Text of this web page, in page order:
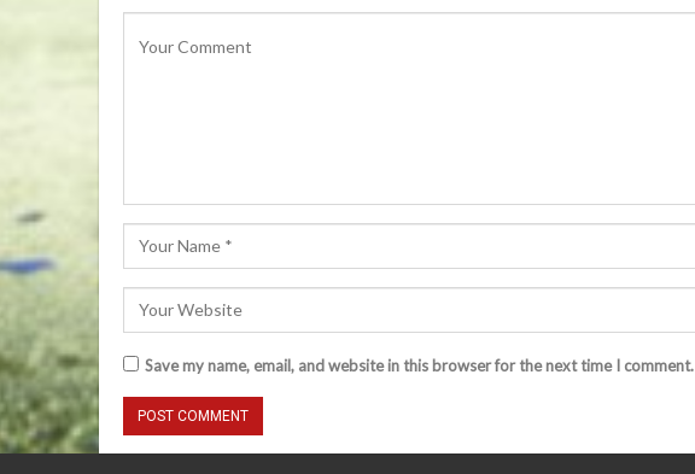
Save my name, email, and website in this browser for the next time I comment.